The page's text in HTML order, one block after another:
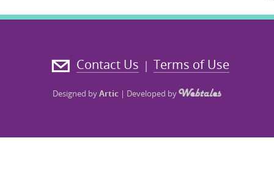
Terms of Use
|
Contact Us
Designed byArtic | Developed by